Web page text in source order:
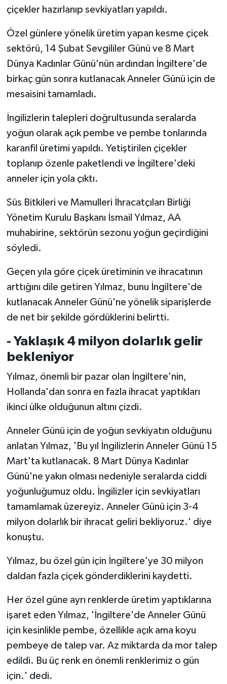
çiçekler hazırlanıp sevkiyatları yapıldı.
Özel günlere yönelik üretim yapan kesme çiçek
sektörü, 14 Şubat Sevgililer Günü ve 8 Mart
Dünya Kadınlar Günü'nün ardından İngiltere'de
birkaç gün sonra kutlanacak Anneler Günü için de
mesaisini tamamladı.
İngilizlerin talepleri doğrultusunda seralarda
yoğun olarak açık pembe ve pembe tonlarında
karanfil üretimi yapıldı. Yetiştirilen çiçekler
toplanıp özenle paketlendi ve İngiltere'deki
anneler için yola çıktı.
Süs Bitkileri ve Mamulleri İhracatçıları Birliği
Yönetim Kurulu Başkanı İsmail Yılmaz, AA
muhabirine, sektörün sezonu yoğun geçirdiğini
söyledi.
Geçen yıla göre çiçek üretiminin ve ihracatının
arttığını dile getiren Yılmaz, bunu İngiltere'de
kutlanacak Anneler Günü'ne yönelik siparişlerde
de net bir şekilde gördüklerini belirtti.
- Yaklaşık 4 milyon dolarlık gelir
bekleniyor
Yılmaz, önemli bir pazar olan İngiltere'nin,
Hollanda'dan sonra en fazla ihracat yaptıkları
ikinci ülke olduğunun altını çizdi.
Anneler Günü için de yoğun sevkiyatın olduğunu
anlatan Yılmaz, 'Bu yıl İngilizlerin Anneler Günü 15
Mart'ta kutlanacak. 8 Mart Dünya Kadınlar
Günü'ne yakın olması nedeniyle seralarda ciddi
yoğunluğumuz oldu. İngilizler için sevkiyatları
tamamlamak üzereyiz. Anneler Günü için 3-4
milyon dolarlık bir ihracat geliri bekliyoruz.' diye
konuştu.
Yılmaz, bu özel gün için İngiltere'ye 30 milyon
daldan fazla çiçek gönderdiklerini kaydetti.
Her özel güne ayrı renklerde üretim yaptıklarına
işaret eden Yılmaz, 'İngiltere'de Anneler Günü
için kesinlikle pembe, özellikle açık ama koyu
pembeye de talep var. Az miktarda da mor talep
edildi. Bu üç renk en önemli renklerimiz o gün
için.' dedi.